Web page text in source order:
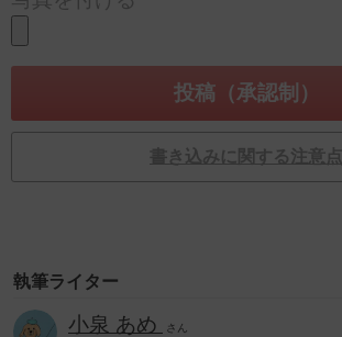
書き込みに関する注意点
執筆ライター
小泉 あめ さん